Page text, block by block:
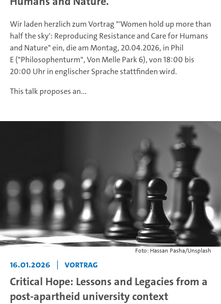
Wir laden herzlich zum Vortrag "'Women hold up more than
half the sky': Reproducing Resistance and Care for Humans
and Nature" ein, die am Montag, 20.04.2026, in Phil
E ("Philosophenturm", Von Melle Park 6), von 18:00 bis
20:00 Uhr in englischer Sprache stattfinden wird.
This talk proposes an...
Foto: Hassan Pasha/Unsplash
16.01.2026 | Vortrag
Critical Hope: Lessons and Legacies from a
post-apartheid university context